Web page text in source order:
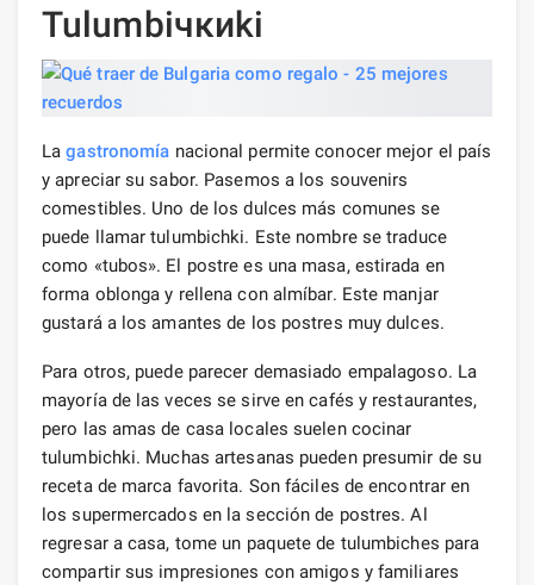
Tulumbiчкиki
Lagastronomía nacional permite conocer mejor el país
y apreciar su sabor. Pasemos a los souvenirs
comestibles. Uno de los dulces más comunes se
puede llamar tulumbichki. Este nombre se traduce
como «tubos». El postre es una masa, estirada en
forma oblonga y rellena con almíbar. Este manjar
gustará a los amantes de los postres muy dulces.
Para otros, puede parecer demasiado empalagoso. La
mayoría de las veces se sirve en cafés y restaurantes,
pero las amas de casa locales suelen cocinar
tulumbichki. Muchas artesanas pueden presumir de su
receta de marca favorita. Son fáciles de encontrar en
los supermercados en la sección de postres. Al
regresar a casa, tome un paquete de tulumbiches para
compartir sus impresiones con amigos y familiares